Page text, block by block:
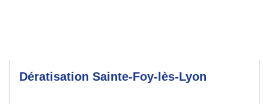
Dératisation Sainte-Foy-lès-Lyon